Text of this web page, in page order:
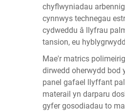
chyflwyniadau
cynnwys technegau
cydweddu â llyfrau
tansion, eu
Mae'r matrics
dirwedd oherwydd bod
panel gafael llyffant
materail yn darparu
gyfer gosodiadau to